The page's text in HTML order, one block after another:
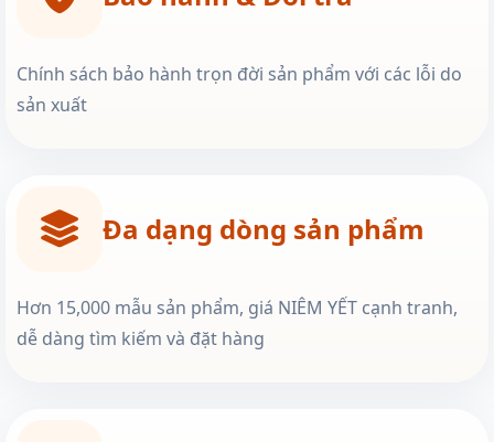
Chính sách bảo hành trọn đời sản phẩm với các lỗi do
sản xuất
Đa dạng dòng sản phẩm
Hơn 15,000 mẫu sản phẩm, giá NIÊM YẾT cạnh tranh,
dễ dàng tìm kiếm và đặt hàng